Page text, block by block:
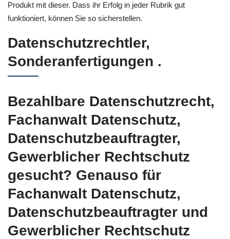
Produkt mit dieser. Dass ihr Erfolg in jeder Rubrik gut
funktioniert, können Sie so sicherstellen.
Datenschutzrechtler,
Sonderanfertigungen .
Bezahlbare Datenschutzrecht,
Fachanwalt Datenschutz,
Datenschutzbeauftragter,
Gewerblicher Rechtschutz
gesucht? Genauso für
Fachanwalt Datenschutz,
Datenschutzbeauftragter und
Gewerblicher Rechtschutz